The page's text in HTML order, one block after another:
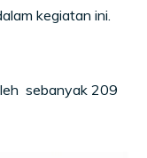
kegiatan ini.
sebanyak 209